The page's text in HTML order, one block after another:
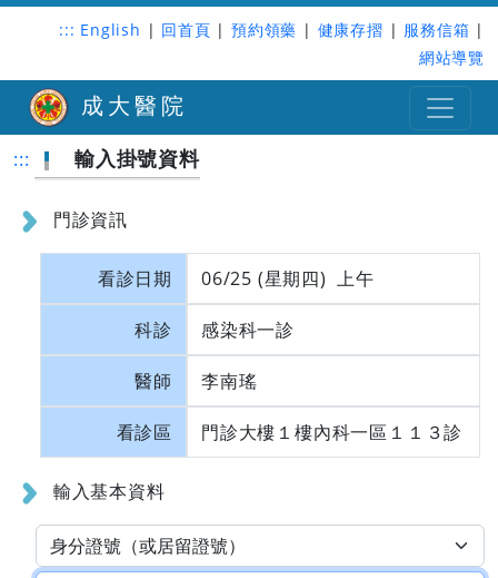
::: English | 回首頁 | 預約領藥 | 健康存摺 | 服務信箱 |
網站導覽
成大醫院
::: 輸入掛號資料
門診資訊
看診日期 06/25 (星期四) 上午
科診 感染科一診
醫師 李南瑤
看診區 門診大樓１樓內科一區１１３診
輸入基本資料